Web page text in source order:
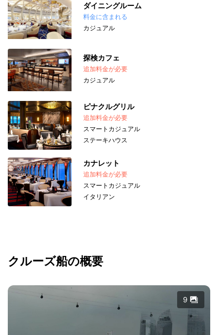
ダイニングルーム
料金に含まれる
カジュアル
探検カフェ
追加料金が必要
カジュアル
ピナクルグリル
追加料金が必要
スマートカジュアル
ステーキハウス
カナレット
追加料金が必要
スマートカジュアル
イタリアン
クルーズ船の概要
9